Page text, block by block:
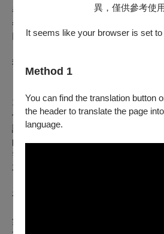
異，僅供參考使用
It seems like your browser is set to
Method 1
You can find the translation button
the header to translate the page
language.
春日降臨大地，綠草如茵、蟲鳴鳥叫
冬雪冰凍，渺無生機。
巨人想念翠嫩的青草，苦思冰雪不
我們是否曾是那個困惑的巨人。
1900）著名童話，在王爾德小兒子兩
個父親都有責任，寫童話故事給自己
諭的筆鋒下，蘊含對世間深深的愛與
的孩童與花草，對比主角巨人的強大
需要孩子來解除永凍的庭院，然而，
花園。
在變幻莫測的命運之海，「愛」讓我們
無獨有偶擅長運用精緻戲偶，循詩意